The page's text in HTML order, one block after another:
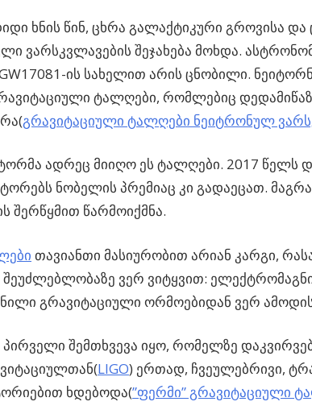
ხნის წინ, ცხრა გალაქტიკური გროვისა და
ვარსკვლავების შეჯახება მოხდა.
ის სახელით არის ცნობილი.
ტალღები, რომლებიც
გრავიტაციული ტალღები ნეიტრონულ
ადრეც მიიღო ეს ტალღები. 2017 წელს
ნობელის პრემიაც კი გადაეცათ.
შერწყმით წარმოიქმნა.
თავიანთი მასიურობით არიან კარგი,
ვერ ვიტყვით:
გრავიტაციული ორმოებიდან ვერ
პირველი შემთხვევა იყო, რომელზე
LIGO) ერთად, ჩვეულებრივი,
ხდებოდა(”ფერმი” გრავიტაციული